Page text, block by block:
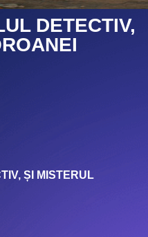
DETECTIV,
ȘI MISTERUL